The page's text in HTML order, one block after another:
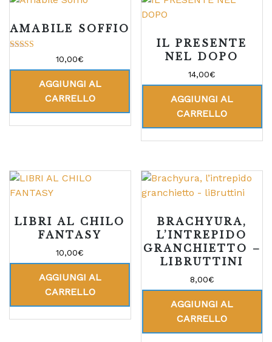
AMABILE SOFFIO
su 5
10,00€
AGGIUNGI AL
CARRELLO
IL PRESENTE
NEL DOPO
14,00€
AGGIUNGI AL
CARRELLO
LIBRI AL CHILO
FANTASY
10,00€
AGGIUNGI AL
CARRELLO
BRACHYURA,
L’INTREPIDO
GRANCHIETTO –
LIBRUTTINI
8,00€
AGGIUNGI AL
CARRELLO